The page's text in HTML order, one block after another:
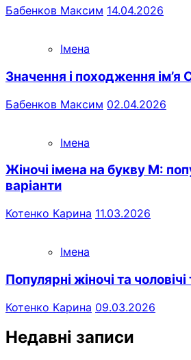
Бабенков Максим 14.04.2026
Імена
Значення і походження ім’я
Бабенков Максим 02.04.2026
Імена
Жіночі імена на букву М:
варіанти
Котенко Карина 11.03.2026
Імена
Популярні жіночі та
Котенко Карина 09.03.2026
Недавні записи